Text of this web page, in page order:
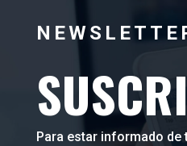
Para estar informado de